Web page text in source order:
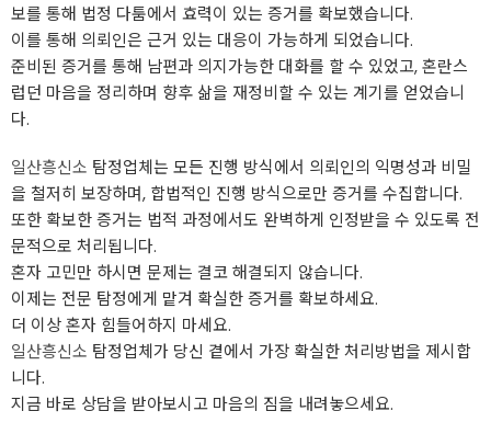
보를 통해 법정 다툼에서 효력이 있는 증거를 확보했습니다.
이를 통해 의뢰인은 근거 있는 대응이 가능하게 되었습니다.
준비된 증거를 통해 남편과 의지가능한 대화를 할 수 있었고, 혼란스
럽던 마음을 정리하며 향후 삶을 재정비할 수 있는 계기를 얻었습니
다.
일산흥신소 탐정업체는 모든 진행 방식에서 의뢰인의 익명성과 비밀
을 철저히 보장하며, 합법적인 진행 방식으로만 증거를 수집합니다.
또한 확보한 증거는 법적 과정에서도 완벽하게 인정받을 수 있도록 전
문적으로 처리됩니다.
혼자 고민만 하시면 문제는 결코 해결되지 않습니다.
이제는 전문 탐정에게 맡겨 확실한 증거를 확보하세요.
더 이상 혼자 힘들어하지 마세요.
일산흥신소 탐정업체가 당신 곁에서 가장 확실한 처리방법을 제시합
니다.
지금 바로 상담을 받아보시고 마음의 짐을 내려놓으세요.